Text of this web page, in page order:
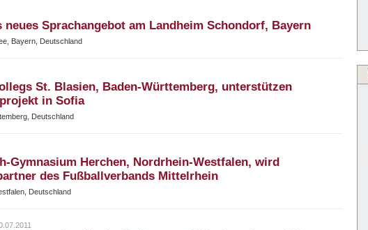
neues Sprachangebot am Landheim Schondorf, Bayern
Bayern, Deutschland
St. Blasien, Baden-Württemberg, unterstützen
in Sofia
Deutschland
Gymnasium Herchen, Nordrhein-Westfalen, wird
des Fußballverbands Mittelrhein
Deutschland